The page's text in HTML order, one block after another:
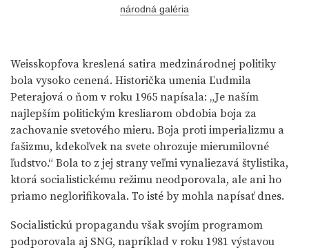
národná galéria
Weisskopfova kreslená satira medzinárodnej politiky
bola vysoko cenená. Historička umenia Ľudmila
Peterajová o ňom v roku 1965 napísala: „Je naším
najlepším politickým kresliarom obdobia boja za
zachovanie svetového mieru. Boja proti imperializmu a
fašizmu, kdekoľvek na svete ohrozuje mierumilovné
ľudstvo.“ Bola to z jej strany veľmi vynaliezavá štylistika,
ktorá socialistickému režimu neodporovala, ale ani ho
priamo neglorifikovala. To isté by mohla napísať dnes.
Socialistickú propagandu však svojím programom
podporovala aj SNG, napríklad v roku 1981 výstavou